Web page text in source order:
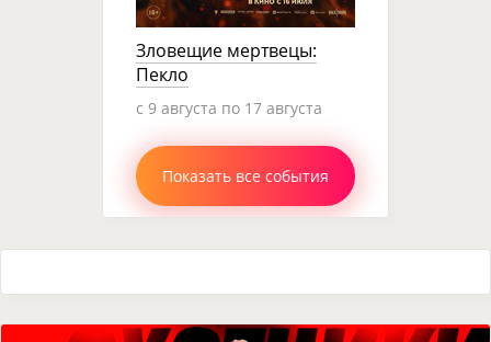
Зловещие мертвецы:
Пекло
c 9 августа по 17 августа
Показать все события